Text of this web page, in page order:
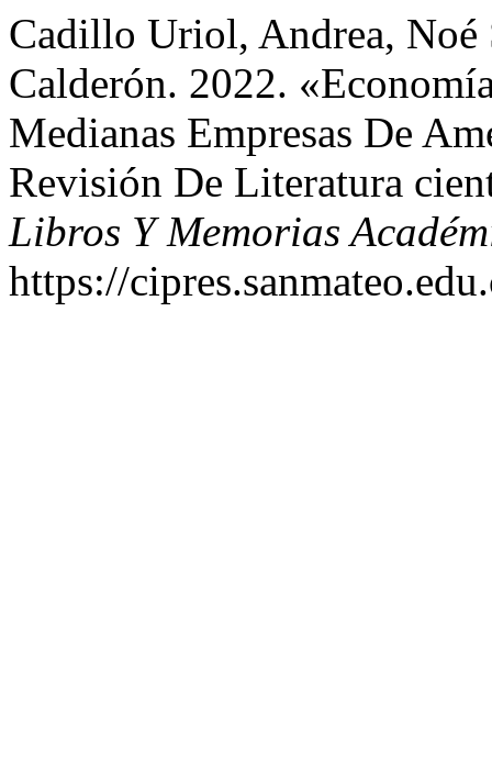
Cadillo Uriol, Andrea, Noé
Calderón. 2022.
Medianas Empresas De
Revisión De Literatura
Libros Y Memorias
https://